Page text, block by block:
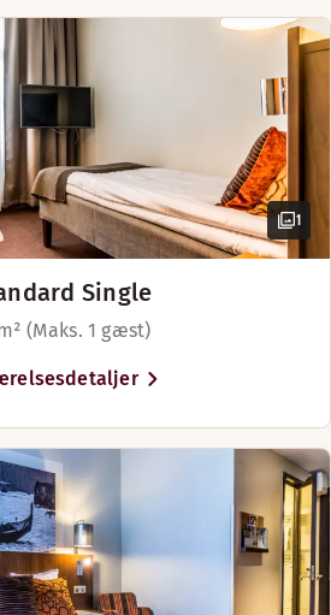
1
Single
(Maks. 1 gæst)